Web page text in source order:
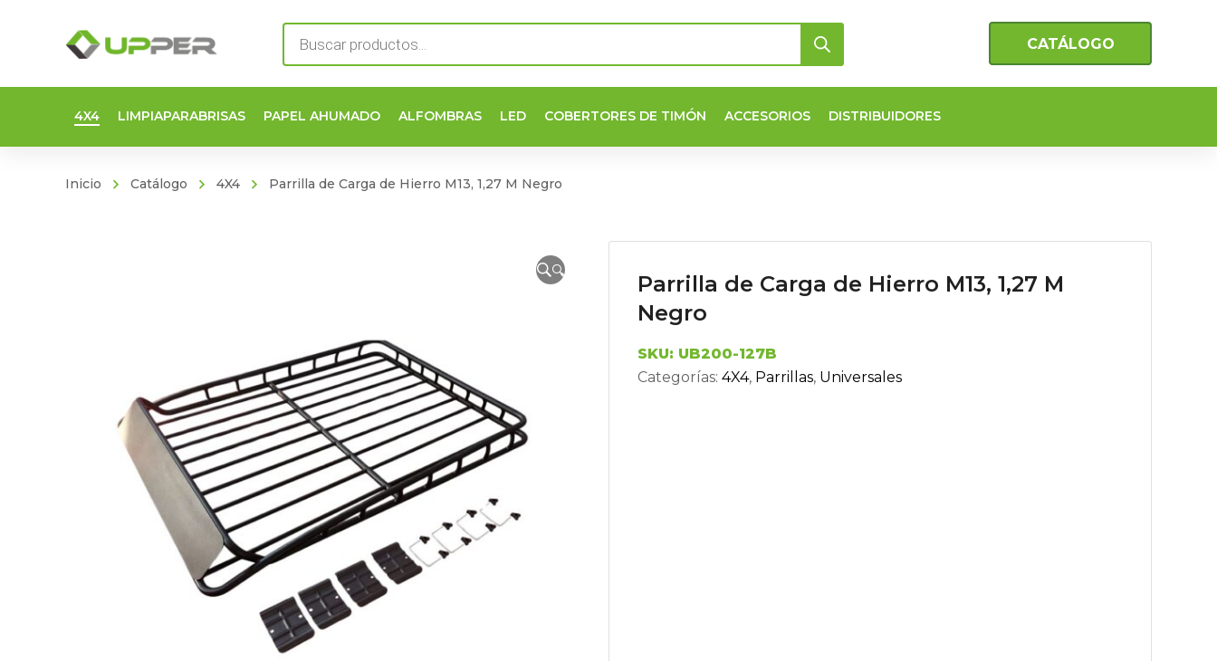
CATÁLOGO
de
productos
4X4 LIMPIAPARABRISAS PAPEL AHUMADO ALFOMBRAS LED COBERTORES DE TIMÓN ACCESORIOS DISTRIBUIDORES
Inicio Catálogo 4X4 Parrilla de Carga de Hierro M13, 1,27 M Negro
🔍
Parrilla de Carga de Hierro M13, 1,27 M
Negro
SKU: UB200-127B
Categorías: 4X4, Parrillas, Universales